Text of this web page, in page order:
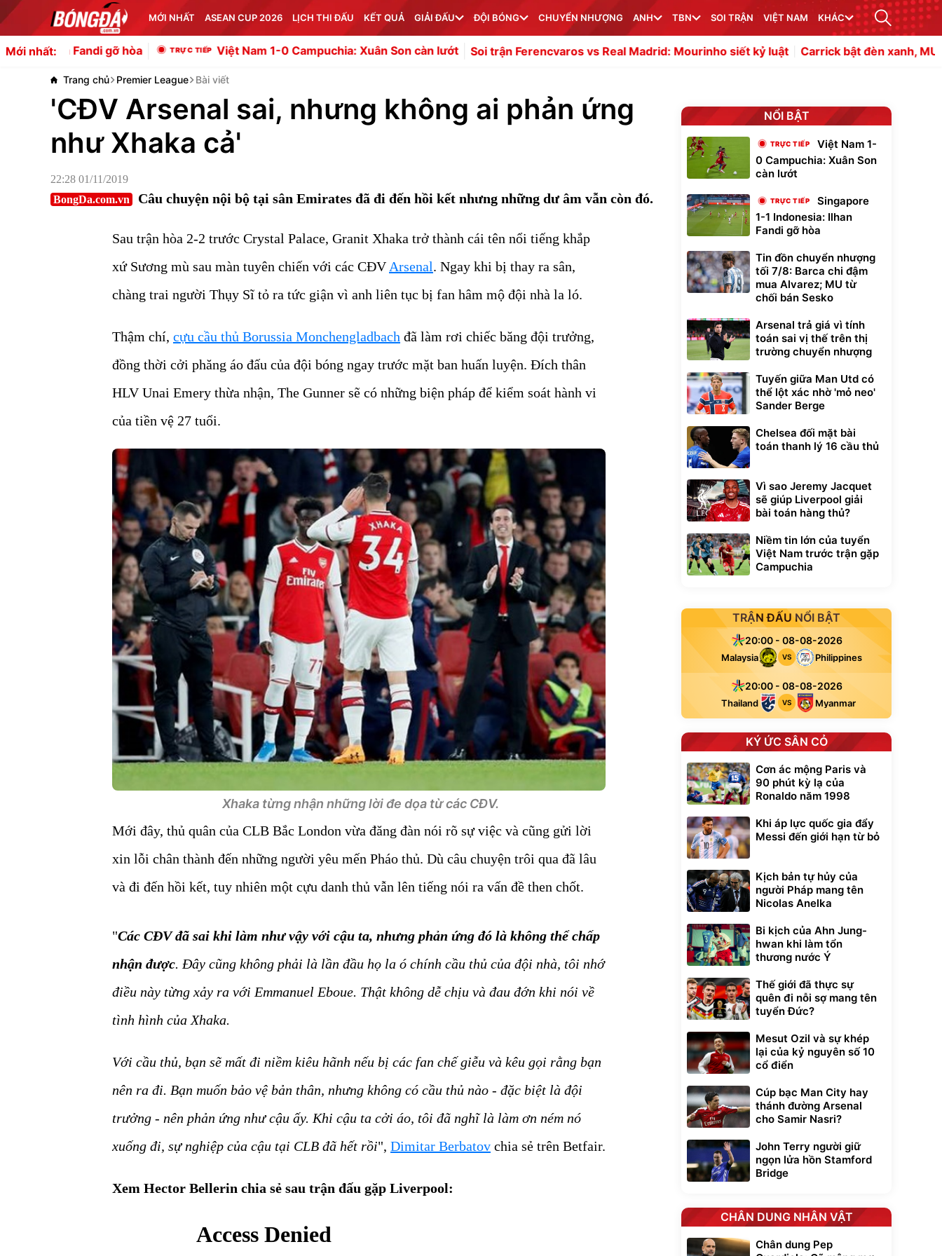
MỚI NHẤT ASEAN CUP 2026 LỊCH THI ĐẤU KẾT QUẢ GIẢI ĐẤU ĐỘI BÓNG CHUYỂN NHƯỢNG ANH TBN SOI TRẬN VIỆT NAM KHÁC
Mới nhất:
gỡ hòa Việt Nam 1-0 Campuchia: Xuân Son càn lướt Soi trận Ferencvaros vs Real Madrid: Mourinho siết kỷ luật Carrick bật đèn xanh, MU chi 16 triệu
Trang chủ Premier League Bài viết
'CĐV Arsenal sai, nhưng không ai phản ứng
như Xhaka cả'
22:28 01/11/2019
BongDa.com.vn
Câu chuyện nội bộ tại sân Emirates đã đi đến hồi kết nhưng những dư âm vẫn còn đó.
Sau trận hòa 2-2 trước Crystal Palace, Granit Xhaka trở thành cái tên nổi tiếng khắp
xứ Sương mù sau màn tuyên chiến với các CĐV Arsenal. Ngay khi bị thay ra sân,
chàng trai người Thụy Sĩ tỏ ra tức giận vì anh liên tục bị fan hâm mộ đội nhà la ló.
Thậm chí, cựu cầu thủ Borussia Monchengladbach đã làm rơi chiếc băng đội trưởng,
đồng thời cởi phăng áo đấu của đội bóng ngay trước mặt ban huấn luyện. Đích thân
HLV Unai Emery thừa nhận, The Gunner sẽ có những biện pháp để kiểm soát hành vi
của tiền vệ 27 tuổi.
Xhaka từng nhận những lời đe dọa từ các CĐV.
Mới đây, thủ quân của CLB Bắc London vừa đăng đàn nói rõ sự việc và cũng gửi lời
xin lỗi chân thành đến những người yêu mến Pháo thủ. Dù câu chuyện trôi qua đã lâu
và đi đến hồi kết, tuy nhiên một cựu danh thủ vẫn lên tiếng nói ra vấn đề then chốt.
"Các CĐV đã sai khi làm như vậy với cậu ta, nhưng phản ứng đó là không thể chấp
nhận được. Đây cũng không phải là lần đầu họ la ó chính cầu thủ của đội nhà, tôi nhớ
điều này từng xảy ra với Emmanuel Eboue. Thật không dễ chịu và đau đớn khi nói về
tình hình của Xhaka.
Với cầu thủ, bạn sẽ mất đi niềm kiêu hãnh nếu bị các fan chế giễu và kêu gọi rằng bạn
nên ra đi. Bạn muốn bảo vệ bản thân, nhưng không có cầu thủ nào - đặc biệt là đội
trưởng - nên phản ứng như cậu ấy. Khi cậu ta cởi áo, tôi đã nghĩ là làm ơn ném nó
xuống đi, sự nghiệp của cậu tại CLB đã hết rồi", Dimitar Berbatov chia sẻ trên Betfair.
Xem Hector Bellerin chia sẻ sau trận đấu gặp Liverpool:
NỔI BẬT
Việt Nam 1-
0 Campuchia: Xuân Son
càn lướt
Singapore
1-1 Indonesia: Ilhan
Fandi gỡ hòa
Tin đồn chuyển nhượng
tối 7/8: Barca chi đậm
mua Alvarez; MU từ
chối bán Sesko
Arsenal trả giá vì tính
toán sai vị thế trên thị
trường chuyển nhượng
Tuyến giữa Man Utd có
thể lột xác nhờ 'mỏ neo'
Sander Berge
Chelsea đối mặt bài
toán thanh lý 16 cầu thủ
Vì sao Jeremy Jacquet
sẽ giúp Liverpool giải
bài toán hàng thủ?
Niềm tin lớn của tuyển
Việt Nam trước trận gặp
Campuchia
TRẬN ĐẤU NỔI BẬT
20:00 - 08-08-2026
Malaysia VS Philippines
20:00 - 08-08-2026
Thailand VS Myanmar
KÝ ỨC SÂN CỎ
Cơn ác mộng Paris và
90 phút kỳ lạ của
Ronaldo năm 1998
Khi áp lực quốc gia đẩy
Messi đến giới hạn từ bỏ
Kịch bản tự hủy của
người Pháp mang tên
Nicolas Anelka
Bi kịch của Ahn Jung-
hwan khi làm tổn
thương nước Ý
Thế giới đã thực sự
quên đi nỗi sợ mang tên
tuyển Đức?
Mesut Ozil và sự khép
lại của kỷ nguyên số 10
cổ điển
Cúp bạc Man City hay
thánh đường Arsenal
cho Samir Nasri?
John Terry người giữ
ngọn lửa hồn Stamford
Bridge
CHÂN DUNG NHÂN VẬT
Chân dung Pep